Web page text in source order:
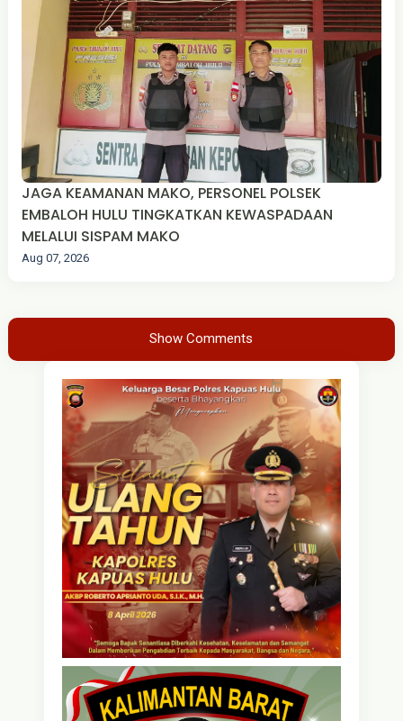
JAGA KEAMANAN MAKO, PERSONEL POLSEK
EMBALOH HULU TINGKATKAN KEWASPADAAN
MELALUI SISPAM MAKO
Aug 07, 2026
Show Comments